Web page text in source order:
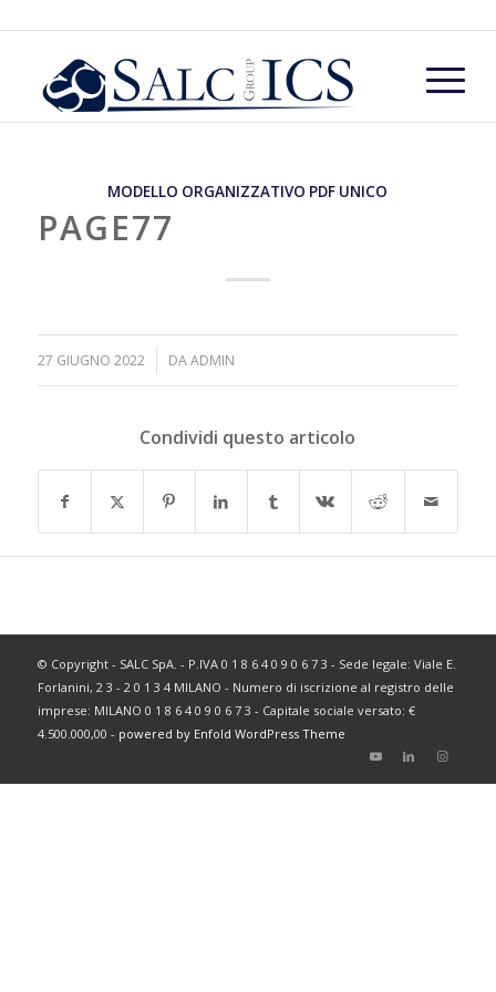
MODELLO ORGANIZZATIVO PDF UNICO
PAGE77
27 GIUGNO 2022 DAADMIN
Condividi questo articolo
© Copyright - SALC SpA. - P.IVA 0 1 8 6 4 0 9 0 6 7 3 - Sede legale: Viale E.
Forlanini, 2 3 - 2 0 1 3 4 MILANO - Numero di iscrizione al registro delle
imprese: MILANO 0 1 8 6 4 0 9 0 6 7 3 - Capitale sociale versato: €
4.500.000,00 - powered by Enfold WordPress Theme